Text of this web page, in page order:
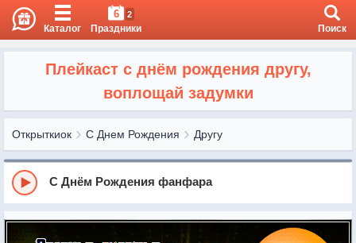
Каталог
6 2
Праздники Поиск
Плейкаст с днём рождения другу,
воплощай задумки
Открыткиок С Днем Рождения Другу
С Днём Рождения фанфара